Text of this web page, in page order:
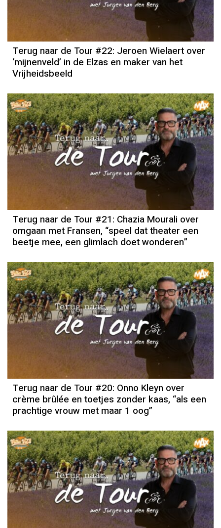
Terug naar de Tour #22: Jeroen Wielaert over
‘mijnenveld’ in de Elzas en maker van het
Vrijheidsbeeld
Terug naar de Tour #21: Chazia Mourali over
omgaan met Fransen, “speel dat theater een
beetje mee, een glimlach doet wonderen”
Terug naar de Tour #20: Onno Kleyn over
crème brûlée en toetjes zonder kaas, “als een
prachtige vrouw met maar 1 oog”